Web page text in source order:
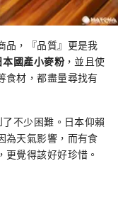
品，『品質』更是我
國產小麥粉，並且使
食材，都盡量尋找有
不少困難。日本仰賴
為天氣影響，而有食
覺得該好好珍惜。